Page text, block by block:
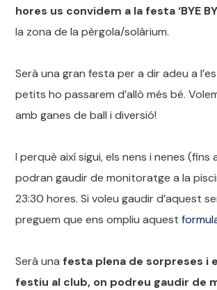
hores us convidem a la festa ‘BYE
la zona de la pèrgola/solàrium.
Serà una gran festa per a dir adeu a
petits ho passarem d’allò més bé.
amb ganes de ball i diversió!
I perquè així sigui, els nens i nenes (fins
podran gaudir de monitoratge a la
23:30 hores. Si voleu gaudir d’aquest
preguem que ens ompliu aquest
Serà una festa plena de sorpreses i
festiu al club, on podreu gaudir de